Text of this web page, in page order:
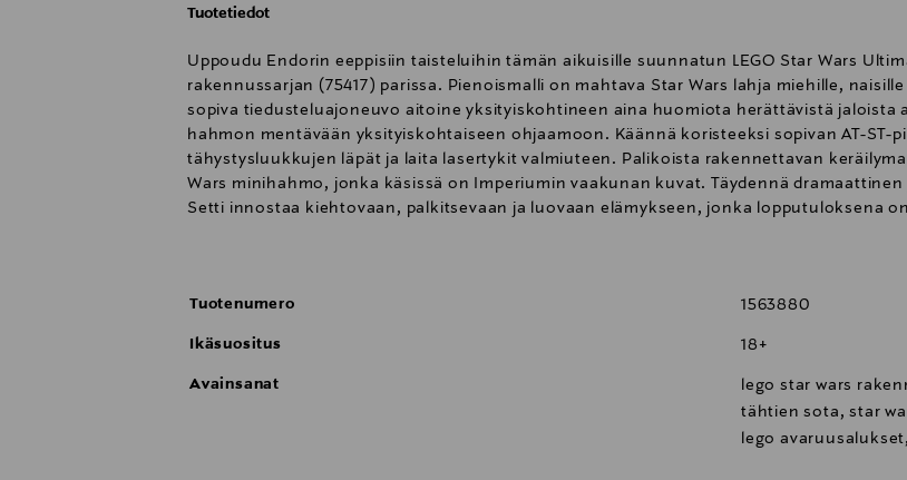
Tuotetiedot
Uppoudu Endorin eeppisiin taisteluihin tämän aikuisille suunnatun LEGO Star Wars
rakennussarjan (75417) parissa. Pienoismalli on mahtava Star Wars lahja miehille,
sopiva tiedusteluajoneuvo aitoine yksityiskohtineen aina huomiota herättävistä jaloista
hahmon mentävään yksityiskohtaiseen ohjaamoon. Käännä koristeeksi sopivan AT-ST-
tähystysluukkujen läpät ja laita lasertykit valmiuteen. Palikoista rakennettavan
Wars minihahmo, jonka käsissä on Imperiumin vaakunan kuvat. Täydennä
Setti innostaa kiehtovaan, palkitsevaan ja luovaan elämykseen, jonka lopputuloksena
Tuotenumero 1563880
Ikäsuositus 18+
Avainsanat
lego star wars
tähtien sota, star
lego